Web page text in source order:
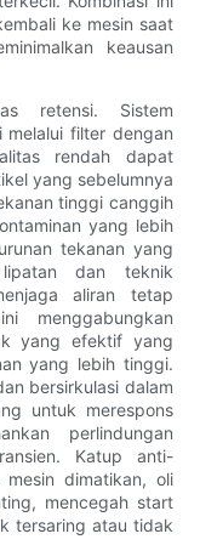
ke mesin saat
keausan
retensi. Sistem
filter dengan
rendah dapat
yang sebelumnya
tinggi canggih
yang lebih
tekanan yang
lipatan dan teknik
aliran tetap
menggabungkan
yang efektif yang
yang lebih tinggi.
bersirkulasi dalam
untuk merespons
perlindungan
Katup anti-
dimatikan, oli
mencegah start
tersaring atau tidak